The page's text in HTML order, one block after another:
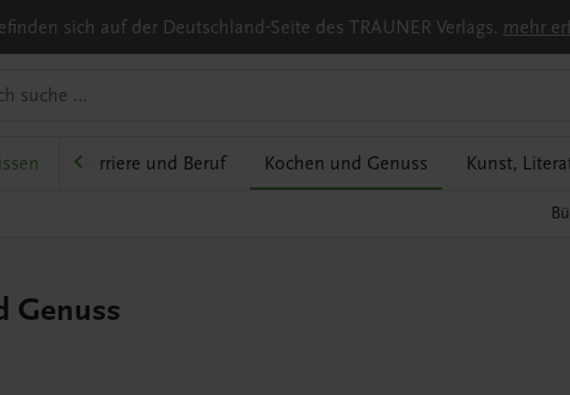
sich auf der Deutschland-Seite des TRAUNER Verlags. mehr
Karriere und Beruf Kochen und Genuss Kunst,
Genuss